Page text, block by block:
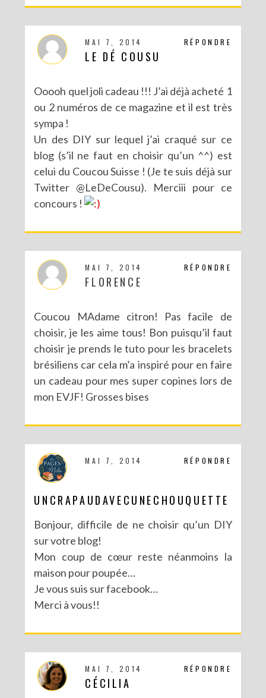
CONCOURS : UN KIT DIY LOVE BIRDS À GAGNER POUR LA SAINT VALENTIN
NOUVEAU BLOG POUR DE NOUVELLES (EN)VIES
MA PARTICIPATION À LA BATTLE FUSE CREATIVITY SYSTEM DE FISKARS
RÉPONDRE
MAI 7, 2014
LE DÉ COUSU
Ooooh quel joli cadeau !!! J’ai déjà acheté 1
ou 2 numéros de ce magazine et il est très
sympa !
Un des DIY sur lequel j’ai craqué sur ce
blog (s’il ne faut en choisir qu’un ^^) est
celui du Coucou Suisse ! (Je te suis déjà sur
Twitter @LeDeCousu). Merciii pour ce
concours !
RÉPONDRE
MAI 7, 2014
FLORENCE
Coucou MAdame citron! Pas facile de
choisir, je les aime tous! Bon puisqu’il faut
choisir je prends le tuto pour les bracelets
brésiliens car cela m’a inspiré pour en faire
un cadeau pour mes super copines lors de
mon EVJF! Grosses bises
RÉPONDRE
MAI 7, 2014
UNCRAPAUDAVECUNECHOUQUETTE
Bonjour, difficile de ne choisir qu’un DIY
sur votre blog!
Mon coup de cœur reste néanmoins la
maison pour poupée…
Je vous suis sur facebook…
Merci à vous!!
RÉPONDRE
MAI 7, 2014
CÉCILIA